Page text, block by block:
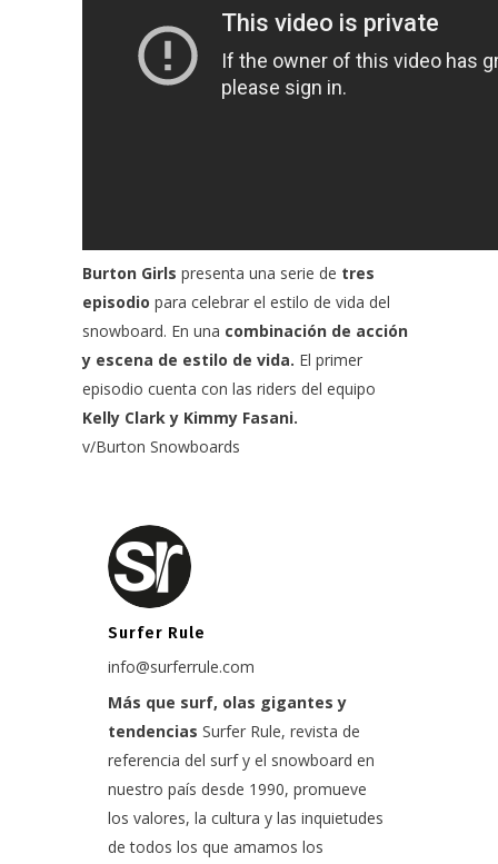
Burton Girls presenta una serie de tres
episodio para celebrar el estilo de vida del
snowboard. En una combinación de acción
y escena de estilo de vida. El primer
episodio cuenta con las riders del equipo
Kelly Clark y Kimmy Fasani.
v/Burton Snowboards
Surfer Rule
info@surferrule.com
Más que surf, olas gigantes y
tendencias Surfer Rule, revista de
referencia del surf y el snowboard en
nuestro país desde 1990, promueve
los valores, la cultura y las inquietudes
de todos los que amamos los